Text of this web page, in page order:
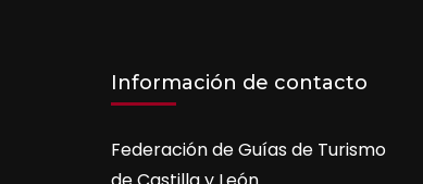
Información de contacto
Federación de Guías de Turismo